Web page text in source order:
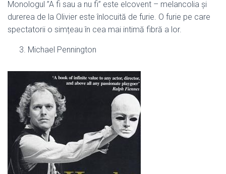
Monologul ”A fi sau a nu fi” este elcovent – melancolia și
durerea de la Olivier este înlocuită de furie. O furie pe care
spectatorii o simțeau în cea mai intimă fibră a lor.
Michael Pennington